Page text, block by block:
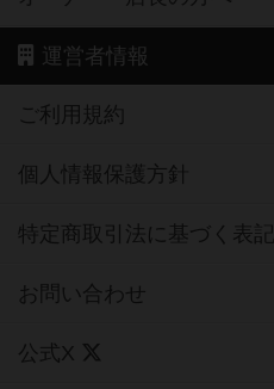
運営者情報
ご利用規約
個人情報保護方針
特定商取引法に基づく表記
お問い合わせ
公式X